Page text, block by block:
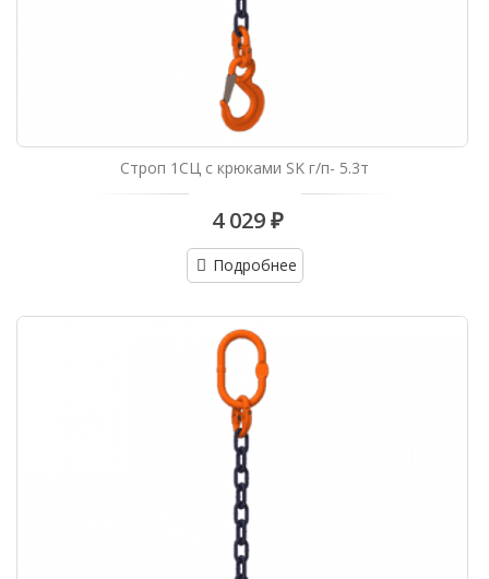
Строп 1СЦ с крюками SK г/п- 5.3т
4 029 ₽
Подробнее